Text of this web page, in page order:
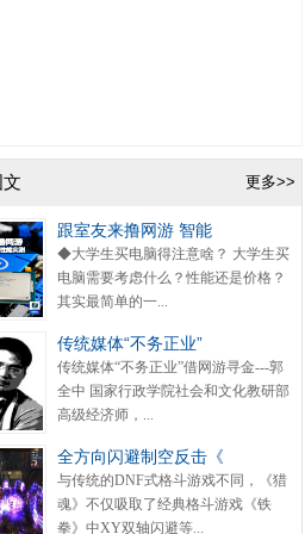
更多>>
跟室友来撸网游 智能
◆大学生买电脑得注意啥？ 大学生买
电脑需要考虑什么？性能还是价格？
其实最简单的一...
传统媒体“不务正业”
传统媒体“不务正业”借网游寻金---郭
全中 国家行政学院社会和文化教研部
高级经济师，...
全方向闪避制空反击《
与传统的DNF式格斗游戏不同，《猎
魂》不仅吸取了经典格斗游戏《铁
拳》中XY双轴闪避等...